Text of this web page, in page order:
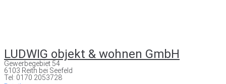
LUDWIG objekt & wohnen GmbH
Gewerbegebiet 54
6103 Reith bei Seefeld
Tel: 0170 2053728